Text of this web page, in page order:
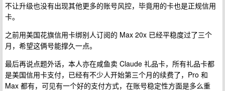
不让升级也没有出现其他更多的账号风控，毕竟用的卡也是正规信用
卡。
之前用美国花旗信用卡绑别人订阅的 Max 20x 已经平稳度过了三个
月，希望这俩号能撑久一点。
最后再说点题外话，本人亦在咸鱼卖 Claude 礼品卡，所有礼品卡都
是美国信用卡支付，已经有不少人开始第三个月的续费了，Pro 和
Max 都有，可见有一个好的支付方式，在账号稳定性方面是多么重